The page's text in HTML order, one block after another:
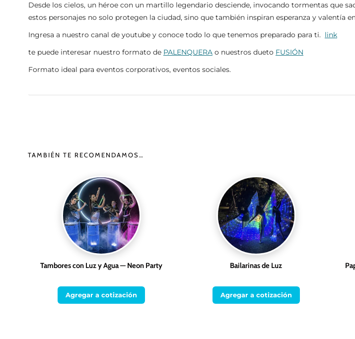
Desde los cielos, un héroe con un martillo legendario desciende, invocando tormentas que
estos personajes no solo protegen la ciudad, sino que también inspiran esperanza y valentía
Ingresa a nuestro canal de youtube y conoce todo lo que tenemos preparado para ti. link
te puede interesar nuestro formato de PALENQUERA o nuestros dueto FUSIÓN
Formato ideal para eventos corporativos, eventos sociales.
TAMBIÉN TE RECOMENDAMOS…
Tambores con Luz y Agua — Neon Party
Agregar a cotización
Bailarinas de Luz
Agregar a cotización